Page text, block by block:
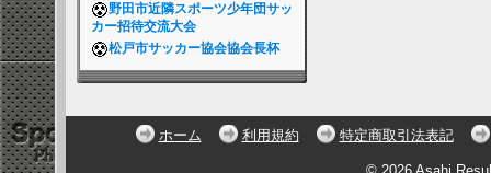
野田市近隣スポーツ少年団サッ
カー招待交流大会
松戸市サッカー協会協会長杯
ホーム 利用規約 特定商取引法表記